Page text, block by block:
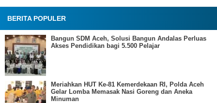
BERITA POPULER
Bangun SDM Aceh, Solusi Bangun Andalas Perluas
Akses Pendidikan bagi 5.500 Pelajar
Meriahkan HUT Ke-81 Kemerdekaan RI, Polda Aceh
Gelar Lomba Memasak Nasi Goreng dan Aneka
Minuman